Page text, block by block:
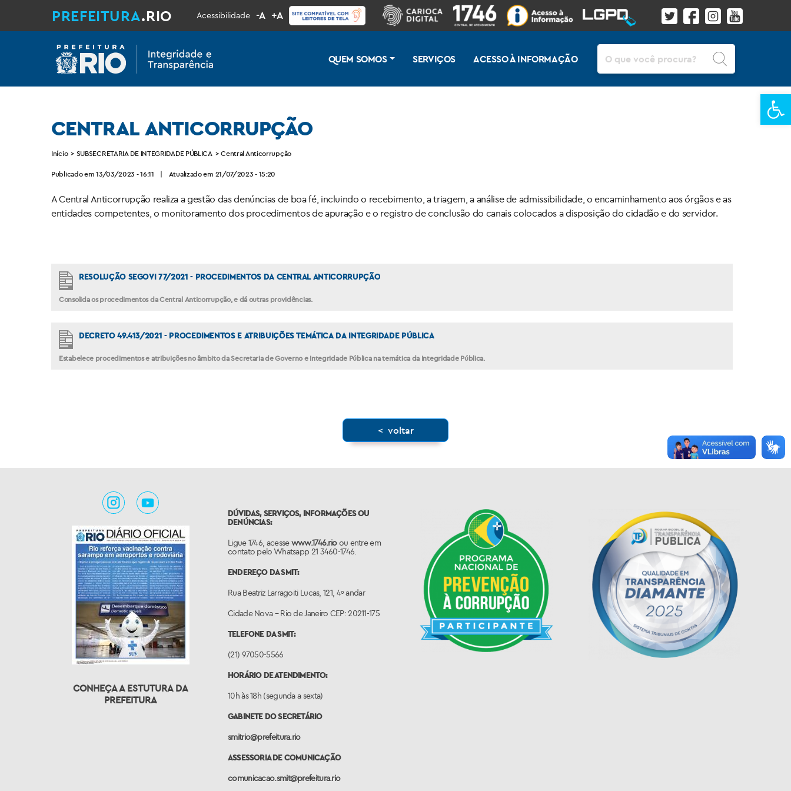
PREFEITURA.RIO Acessibilidade -A +A
QUEM SOMOS SERVIÇOS ACESSO À INFORMAÇÃO
CENTRAL ANTICORRUPÇÃO
Início > SUBSECRETARIA DE INTEGRIDADE PÚBLICA >Central Anticorrupção
Publicado em 13/03/2023 - 16:11 | Atualizado em 21/07/2023 - 15:20
A Central Anticorrupção realiza a gestão das denúncias de boa fé, incluindo o recebimento, a triagem, a análise de admissibilidade, o encaminhamento aos órgãos e as
entidades competentes, o monitoramento dos procedimentos de apuração e o registro de conclusão do canais colocados a disposição do cidadão e do servidor.
RESOLUÇÃO SEGOVI 77/2021 - PROCEDIMENTOS DA CENTRAL ANTICORRUPÇÃO
Consolida os procedimentos da Central Anticorrupção, e dá outras providências.
DECRETO 49.413/2021 - PROCEDIMENTOS E ATRIBUIÇÕES TEMÁTICA DA INTEGRIDADE PÚBLICA
Estabelece procedimentos e atribuições no âmbito da Secretaria de Governo e Integridade Pública na temática da Integridade Pública.
< voltar
CONHEÇA A ESTUTURA DA
PREFEITURA
DÚVIDAS, SERVIÇOS, INFORMAÇÕES OU
DENÚNCIAS:
Ligue 1746, acessewww.1746.rioou entre em
contato pelo Whatsapp 21 3460-1746.
ENDEREÇO DA SMIT:
Rua Beatriz Larragoiti Lucas, 121, 4º andar
Cidade Nova – Rio de Janeiro CEP: 20211-175
TELEFONE DA SMIT:
(21) 97050-5566
HORÁRIO DE ATENDIMENTO:
10h às 18h (segunda a sexta)
GABINETE DO SECRETÁRIO
smitrio@prefeitura.rio
ASSESSORIA DE COMUNICAÇÃO
comunicacao.smit@prefeitura.rio